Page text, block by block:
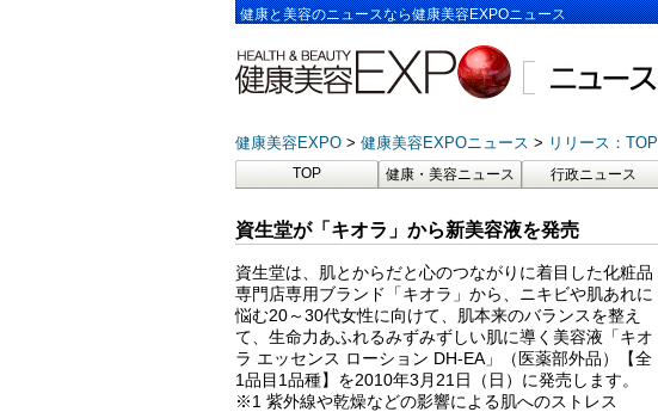
健康と美容のニュースなら健康美容EXPOニュース
健康美容EXPO 健康美容EXPOニュース リリース：TOP
TOP 健康・美容ニュース 行政ニュース
資生堂が「キオラ」から新美容液を発売
資生堂は、肌とからだと心のつながりに着目した化粧品
専門店専用ブランド「キオラ」から、ニキビや肌あれに
悩む20～30代女性に向けて、肌本来のバランスを整え
て、生命力あふれるみずみずしい肌に導く美容液「キオ
ラ エッセンス ローション DH-EA」（医薬部外品）【全
1品目1品種】を2010年3月21日（日）に発売します。
※1 紫外線や乾燥などの影響による肌へのストレス